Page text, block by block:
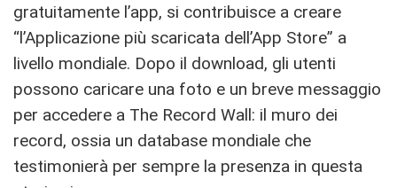
gratuitamente l’app, si contribuisce a creare
“l’Applicazione più scaricata dell’App Store” a
livello mondiale. Dopo il download, gli utenti
possono caricare una foto e un breve messaggio
per accedere a The Record Wall: il muro dei
record, ossia un database mondiale che
testimonierà per sempre la presenza in questa